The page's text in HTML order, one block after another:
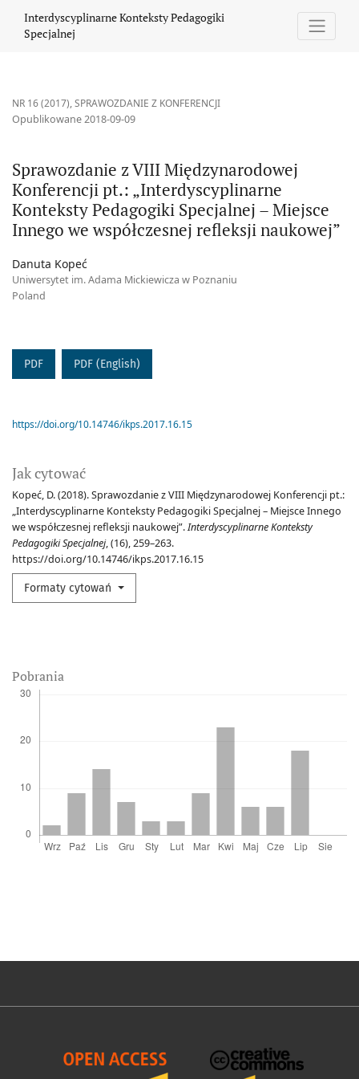
Interdyscyplinarne Konteksty Pedagogiki
Specjalnej
NR 16 (2017),SPRAWOZDANIE Z KONFERENCJI
Sprawozdanie z VIII Międzynarodowej
Konferencji pt.: „Interdyscyplinarne
Konteksty Pedagogiki Specjalnej – Miejsce
Innego we współczesnej refleksji naukowej”
Opublikowane 2018-09-09
Danuta Kopeć
Uniwersytet im. Adama Mickiewicza w Poznaniu
Poland
PDF PDF (English)
Jak cytować
Kopeć, D. (2018). Sprawozdanie z VIII Międzynarodowej Konferencji pt.:
„Interdyscyplinarne Konteksty Pedagogiki Specjalnej – Miejsce Innego
we współczesnej refleksji naukowej”.Interdyscyplinarne Konteksty
Pedagogiki Specjalnej, (16), 259–263.
https://doi.org/10.14746/ikps.2017.16.15
Formaty cytowań
https://doi.org/10.14746/ikps.2017.16.15
Pobrania